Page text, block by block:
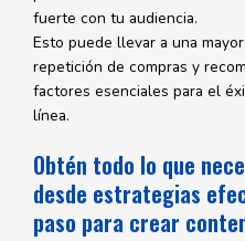
fuerte con tu audiencia.
Esto puede llevar a una
repetición de compras y
factores esenciales para el
línea.
Obtén todo lo que
desde estrategias
paso para crear